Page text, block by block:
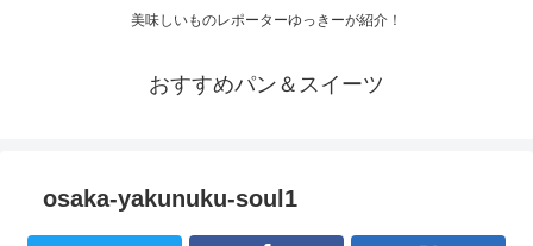
美味しいものレポーターゆっきーが紹介！
おすすめパン＆スイーツ
osaka-yakunuku-soul1